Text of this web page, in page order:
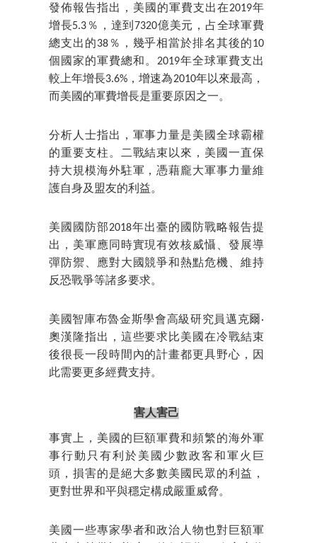
發佈報告指出，美國的軍費支出在2019年
增長5.3％，達到7320億美元，占全球軍費
總支出的38％，幾乎相當於排名其後的10
個國家的軍費總和。2019年全球軍費支出
較上年增長3.6%，增速為2010年以來最高，
而美國的軍費增長是重要原因之一。
分析人士指出，軍事力量是美國全球霸權
的重要支柱。二戰結束以來，美國一直保
持大規模海外駐軍，憑藉龐大軍事力量維
護自身及盟友的利益。
美國國防部2018年出臺的國防戰略報告提
出，美軍應同時實現有效核威懾、發展導
彈防禦、應對大國競爭和熱點危機、維持
反恐戰爭等諸多要求。
美國智庫布魯金斯學會高級研究員邁克爾·
奧漢隆指出，這些要求比美國在冷戰結束
後很長一段時間內的計畫都更具野心，因
此需要更多經費支持。
害人害己
事實上，美國的巨額軍費和頻繁的海外軍
事行動只有利於美國少數政客和軍火巨
頭，損害的是絕大多數美國民眾的利益，
更對世界和平與穩定構成嚴重威脅。
美國一些專家學者和政治人物也對巨額軍